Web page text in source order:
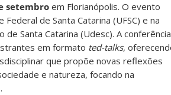
setembroem Florianópolis. O evento
de Santa Catarina (UFSC) e na
de Santa Catarina (Udesc). A conferência
em formato ted-talks,
que propõe novas reflexões
e natureza, focando na